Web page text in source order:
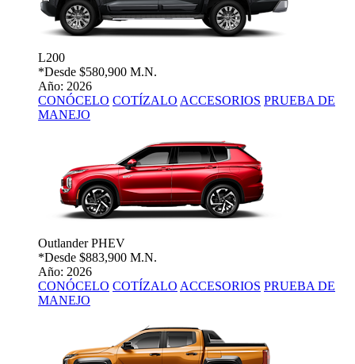
L200
*Desde $580,900 M.N.
Año: 2026
CONÓCELO COTÍZALO ACCESORIOS PRUEBA DE
MANEJO
Outlander PHEV
*Desde $883,900 M.N.
Año: 2026
CONÓCELO COTÍZALO ACCESORIOS PRUEBA DE
MANEJO